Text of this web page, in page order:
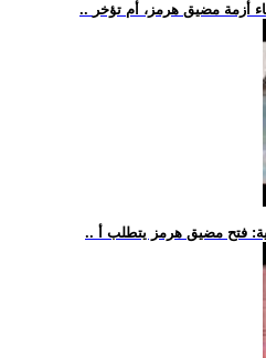
أزمة مضيق هرمز، أم تؤخر
فتح مضيق هرمز يتطلب أ